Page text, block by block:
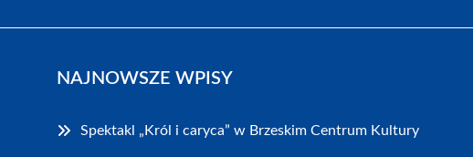
NAJNOWSZE WPISY
Spektakl „Król i caryca” w Brzeskim Centrum Kultury